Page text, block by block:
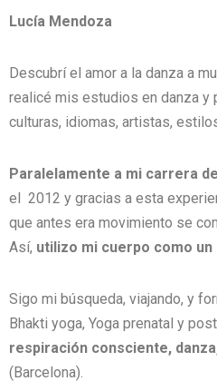
Lucía Mendoza
Descubrí el amor a la danza a
realicé mis estudios en danza y
culturas, idiomas, artistas,
Paralelamente a mi carrera
el 2012 y gracias a esta
que antes era movimiento se
Así, utilizo mi cuerpo como
Sigo mi búsqueda, viajando, y
Bhakti yoga, Yoga prenatal y
respiración consciente,
(Barcelona).